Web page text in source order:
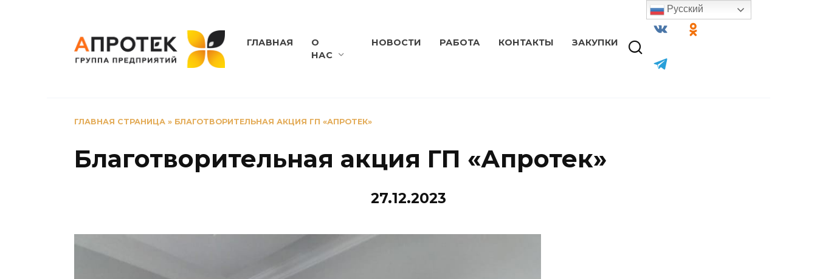
ГЛАВНАЯ
О
НАС
НОВОСТИ РАБОТА КОНТАКТЫ ЗАКУПКИ
ГЛАВНАЯ СТРАНИЦА » БЛАГОТВОРИТЕЛЬНАЯ АКЦИЯ ГП «АПРОТЕК»
Благотворительная акция ГП «Апротек»
27.12.2023
Русский